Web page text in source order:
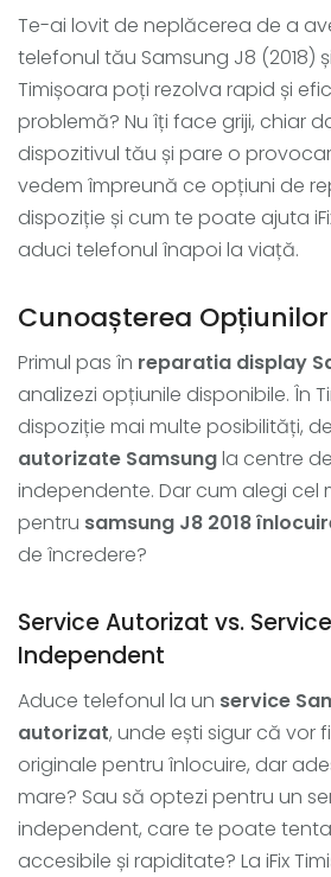
Te-ai lovit de neplăcerea de a
telefonul tău Samsung J8 (2018)
Timișoara poți rezolva rapid și
problemă? Nu îți face griji, chiar
dispozitivul tău și pare o
vedem împreună ce opțiuni de
dispoziție și cum te poate ajuta
aduci telefonul înapoi la viață.
Cunoașterea
Primul pas în reparatia display
analizezi opțiunile disponibile. În
dispoziție mai multe posibilități,
autorizate Samsungla centre
independente. Dar cum alegi cel
pentru samsung J8 2018
de încredere?
Service Autorizat vs.
Independent
Aduce telefonul la un service
autorizat, unde ești sigur că vor
originale pentru înlocuire, dar
mare? Sau să optezi pentru un
independent, care te poate
accesibile și rapiditate? La iFix